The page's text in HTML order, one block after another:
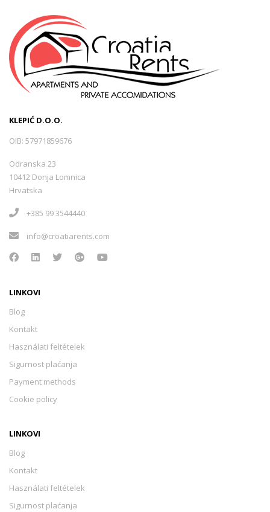
KLEPIĆ D.O.O.
OIB: 57971859676
Odranska 23
10412 Donja Lomnica
Hrvatska
+385 99 3544440
info@croatiarents.com
LINKOVI
Blog
Kontakt
Használati feltételek
Sigurnost plaćanja
Payment methods
Cookie policy
LINKOVI
Blog
Kontakt
Használati feltételek
Sigurnost plaćanja